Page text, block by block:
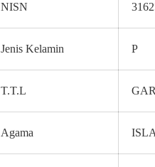
NISN
Jenis Kelamin P
T.T.L
Agama